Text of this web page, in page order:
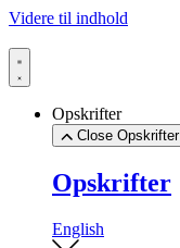
Videre til indhold
Opskrifter
Close Opskrifter
Opskrifter
English